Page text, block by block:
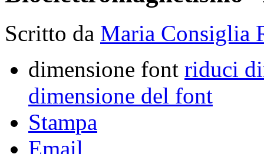
Scritto da Maria Consiglia
dimensione font riduci
dimensione del font
Stampa
Email